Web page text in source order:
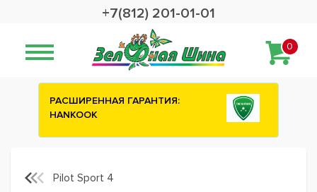
+7(812) 201-01-01
0
Сashback 2500 рублей на зимние
шины ATTAR
Pilot Sport 4